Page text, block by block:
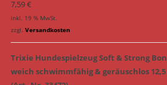
7,59€
inkl. 19 % MwSt.
zzgl. Versandkosten
Trixie Hundespielzeug Soft & Strong
weich schwimmfähig & geräuschlos